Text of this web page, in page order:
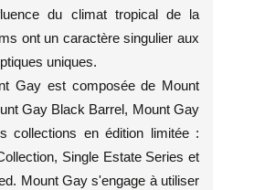
du climat tropical de la
ont un caractère singulier aux
uniques.
Gay est composée de Mount
Gay Black Barrel, Mount Gay
collections en édition limitée :
Single Estate Series et
Mount Gay s'engage à utiliser